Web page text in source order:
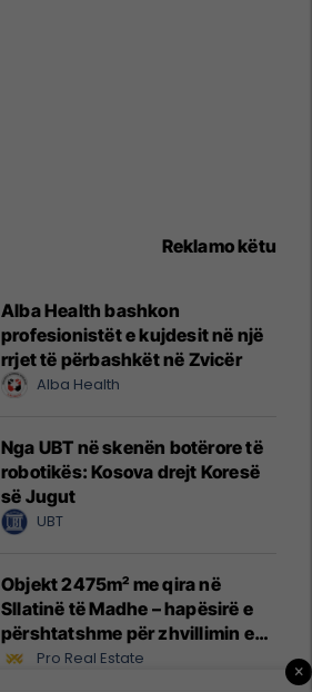
Reklamo këtu
Alba Health bashkon
profesionistët e kujdesit në një
rrjet të përbashkët në Zvicër
Alba Health
Nga UBT në skenën botërore të
robotikës: Kosova drejt Koresë
së Jugut
UBT
Objekt 2475m² me qira në
Sllatinë të Madhe – hapësirë e
përshtatshme për zhvillimin e
biznesit #16068
Pro Real Estate
×